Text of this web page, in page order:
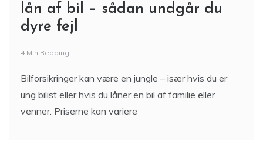
lån af bil – sådan undgår du
dyre fejl
4 Min Reading
Bilforsikringer kan være en jungle – især hvis du er
ung bilist eller hvis du låner en bil af familie eller
venner. Priserne kan variere